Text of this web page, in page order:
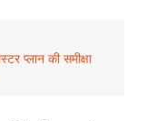
प्लान की समीक्षा